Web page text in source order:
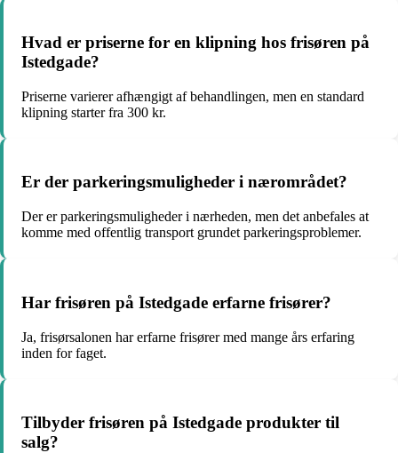
Hvad er priserne for en klipning hos frisøren på
Istedgade?
Priserne varierer afhængigt af behandlingen, men en standard
klipning starter fra 300 kr.
Er der parkeringsmuligheder i nærområdet?
Der er parkeringsmuligheder i nærheden, men det anbefales at
komme med offentlig transport grundet parkeringsproblemer.
Har frisøren på Istedgade erfarne frisører?
Ja, frisørsalonen har erfarne frisører med mange års erfaring
inden for faget.
Tilbyder frisøren på Istedgade produkter til
salg?